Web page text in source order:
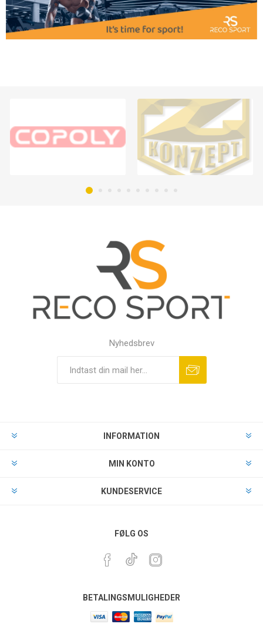
Nyhedsbrev
INFORMATION
MIN KONTO
KUNDESERVICE
FØLG OS
BETALINGSMULIGHEDER